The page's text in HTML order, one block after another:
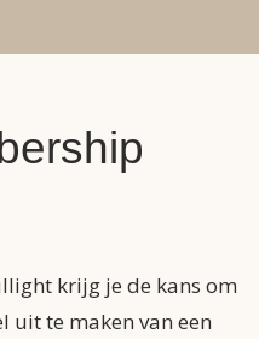
krijg je de kans om
uit te maken van een